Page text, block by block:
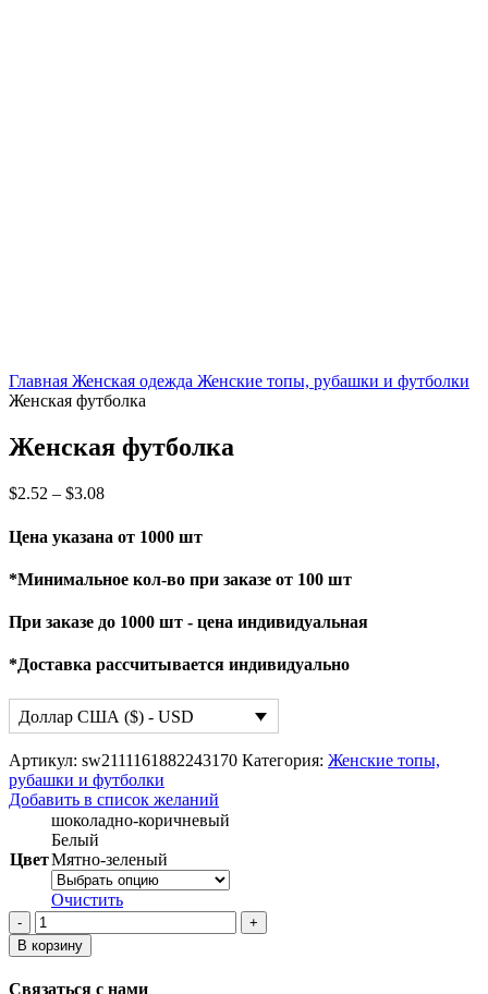
Главная Женская одежда Женские топы, рубашки и футболки
Женская футболка
Женская футболка
$2.52 – $3.08
Цена указана от 1000 шт
*Минимальное кол-во при заказе от 100 шт
При заказе до 1000 шт - цена индивидуальная
*Доставка рассчитывается индивидуально
Доллар США ($) - USD
Артикул: sw2111161882243170 Категория: Женские топы,
рубашки и футболки
Добавить в список желаний
Цвет
шоколадно-коричневый
Белый
Мятно-зеленый
Очистить
Количество
товара
Женская
В корзину
Связаться с нами